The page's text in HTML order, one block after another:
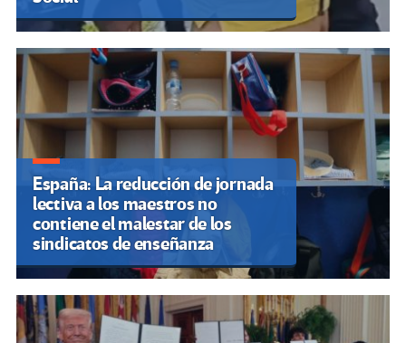
España: La reducción de jornada
lectiva a los maestros no
contiene el malestar de los
sindicatos de enseñanza